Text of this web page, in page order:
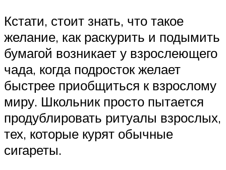
Кстати, стоит знать, что такое
желание, как раскурить и подымить
бумагой возникает у взрослеющего
чада, когда подросток желает
быстрее приобщиться к взрослому
миру. Школьник просто пытается
продублировать ритуалы взрослых,
тех, которые курят обычные
сигареты.